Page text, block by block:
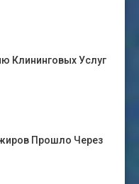
Клининговых Услуг
Прошло Через